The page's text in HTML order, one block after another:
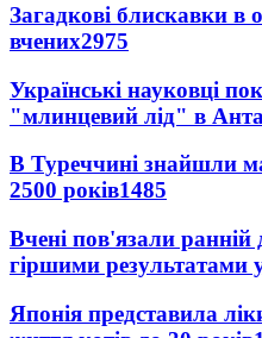
Загадкові блискавки в
вчених2975
Українські науковці
"млинцевий лід" в
В Туреччині знайшли
2500 років1485
Вчені пов'язали ранній
гіршими результатами
Японія представила